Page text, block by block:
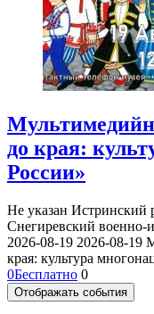
до края:
России»
Не указан Истринский
Снегиревский военно-
2026-08-19 2026-08-19
края: культура
0Бесплатно 0
Отображать события